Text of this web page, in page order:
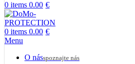
0 items 0.00 €
0 items 0.00 €
Menu
O násspoznajte nás